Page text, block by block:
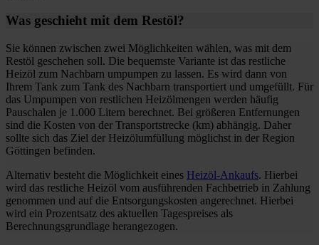
Was geschieht mit dem Restöl?
Sie können zwischen zwei Möglichkeiten wählen, was mit dem
Restöl geschehen soll. Die bequemste Variante ist das restliche
Heizöl zum Nachbarn umpumpen zu lassen. Es wird dann von
Ihrem Tank zum Tank des Nachbarn transportiert und umgefüllt. Für
das Umpumpen von restlichen Heizölmengen werden häufig
Pauschalen je 1.000 Litern berechnet. Bei größeren Entfernungen
sind die Kosten von der Transportstrecke (km) abhängig. Daher
sollte sich das Ziel der Heizölumfüllung möglichst in der Region
Göttingen befinden.
Alternativ besteht die Möglichkeit eines Heizöl-Ankaufs. Hierbei
wird das restliche Heizöl vom ausführenden Fachbetrieb in Zahlung
genommen und auf die Entsorgungskosten angerechnet. Hierbei
wird ein Prozentsatz des aktuellen Tagespreises als
Berechnungsgrundlage herangezogen.